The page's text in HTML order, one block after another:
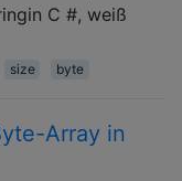
C #, weiß
size byte
Array in